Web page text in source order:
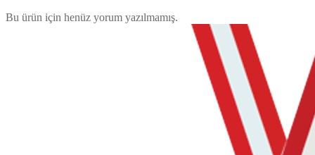
Bu ürün için henüz yorum yazılmamış.